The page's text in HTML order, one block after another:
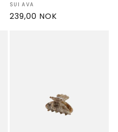
Selger:
SUI AVA
Vanlig
239,00 NOK